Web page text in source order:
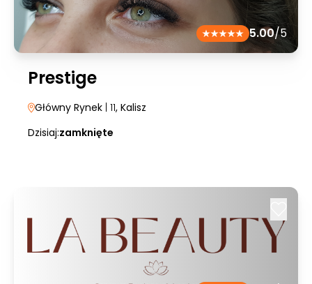
5.00/5
Prestige
Główny Rynek | 11, Kalisz
Dzisiaj:zamknięte